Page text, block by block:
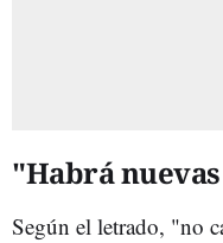
"Habrá
Según el letrado, "no